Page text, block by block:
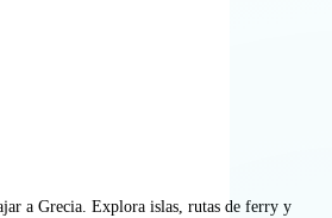
a Grecia. Explora islas, rutas de ferry y